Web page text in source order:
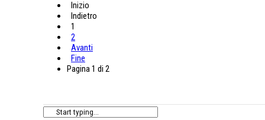
Inizio
Indietro
1
2
Avanti
Fine
Pagina 1 di 2